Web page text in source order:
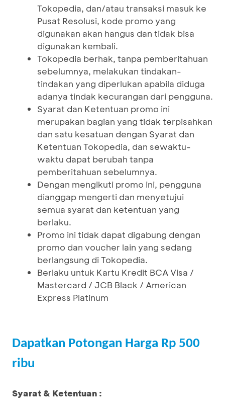
Tokopedia, dan/atau transaksi masuk ke
Pusat Resolusi, kode promo yang
digunakan akan hangus dan tidak bisa
digunakan kembali.
Tokopedia berhak, tanpa pemberitahuan
sebelumnya, melakukan tindakan-
tindakan yang diperlukan apabila diduga
adanya tindak kecurangan dari pengguna.
Syarat dan Ketentuan promo ini
merupakan bagian yang tidak terpisahkan
dan satu kesatuan dengan Syarat dan
Ketentuan Tokopedia, dan sewaktu-
waktu dapat berubah tanpa
pemberitahuan sebelumnya.
Dengan mengikuti promo ini, pengguna
dianggap mengerti dan menyetujui
semua syarat dan ketentuan yang
berlaku.
Promo ini tidak dapat digabung dengan
promo dan voucher lain yang sedang
berlangsung di Tokopedia.
Berlaku untuk Kartu Kredit BCA Visa /
Mastercard / JCB Black / American
Express Platinum
Dapatkan Potongan Harga Rp 500
ribu
Syarat & Ketentuan :